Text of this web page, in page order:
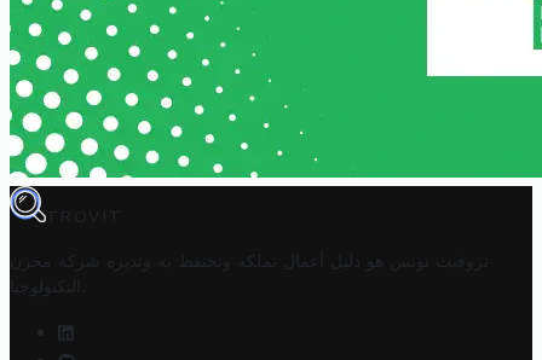
TROVIT
تروفيت تونس هو دليل أعمال تملكه وتحتفظ به وتديره
شركة مخزن
التكنولوجيا